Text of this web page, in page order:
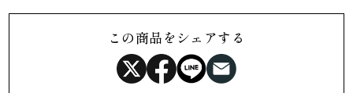
この商品をシェアする